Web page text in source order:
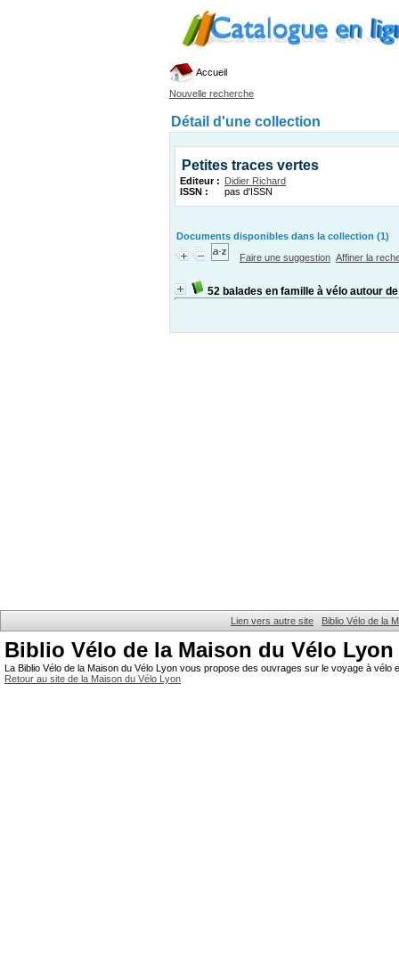
Accueil
Nouvelle recherche
Détail d'une collection
Petites traces vertes
Editeur : Didier Richard
ISSN :
pas d'ISSN
Documents disponibles dans la collection (1)
Faire une suggestion Affiner la
52 balades en famille à vélo autour
Lien vers autre site Biblio Vélo de la
Biblio Vélo de la Maison du Vélo Lyon
La Biblio Vélo de la Maison du Vélo Lyon vous propose des ouvrages sur le voyage à
Retour au site de la Maison du Vélo Lyon